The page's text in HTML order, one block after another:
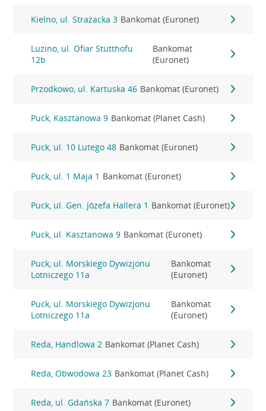
Kielno, ul. Strażacka 3 Bankomat (Euronet)
Luzino, ul. Ofiar Stutthofu
12b
Bankomat
(Euronet)
Przodkowo, ul. Kartuska 46 Bankomat (Euronet)
Puck, Kasztanowa 9 Bankomat (Planet Cash)
Puck, ul. 10 Lutego 48 Bankomat (Euronet)
Puck, ul. 1 Maja 1 Bankomat (Euronet)
Puck, ul. Gen. Józefa Hallera 1 Bankomat (Euronet)
Puck, ul. Kasztanowa 9 Bankomat (Euronet)
Puck, ul. Morskiego Dywizjonu
Lotniczego 11a
Bankomat
(Euronet)
Puck, ul. Morskiego Dywizjonu
Lotniczego 11a
Bankomat
(Euronet)
Reda, Handlowa 2 Bankomat (Planet Cash)
Reda, Obwodowa 23 Bankomat (Planet Cash)
Reda, ul. Gdańska 7 Bankomat (Euronet)